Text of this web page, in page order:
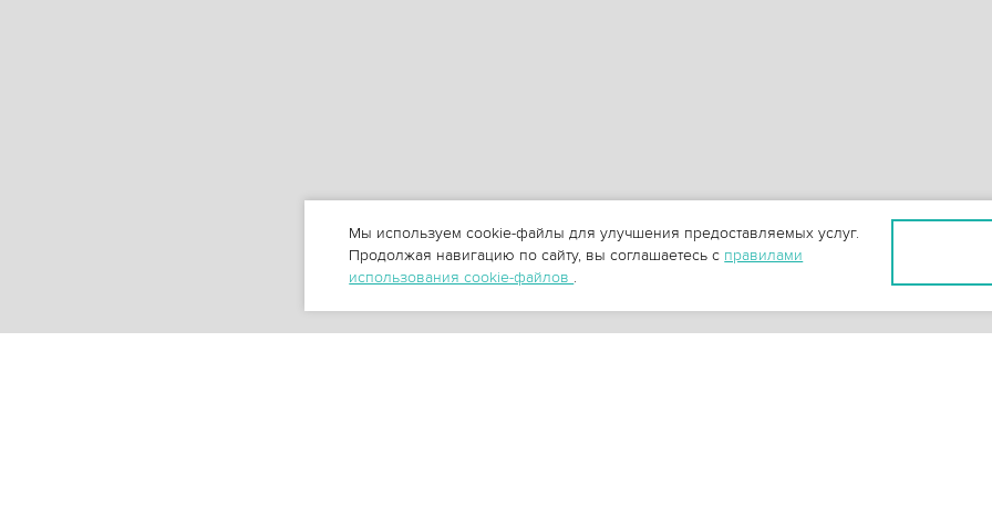
Мы используем cookie-файлы для улучшения предоставляемых услуг.
Продолжая навигацию по сайту, вы соглашаетесь с правилами
использования cookie-файлов .